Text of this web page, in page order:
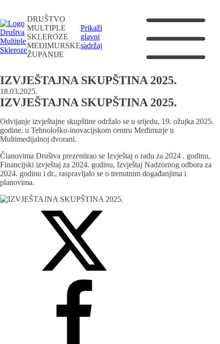
DRUŠTVO
MULTIPLE
SKLEROZE
MEĐIMURSKE
ŽUPANIJE
Prikaži
glavni
sadržaj
IZVJEŠTAJNA SKUPŠTINA 2025.
18.03.2025.
IZVJEŠTAJNA SKUPŠTINA 2025.
Odvijanje izvještajne skupštine održalo se u srijedu, 19. ožujka 2025.
godine. u Tehnološko-inovacijskom centru Međimurje u
Multimedijalnoj dvorani.
Članovima Društva prezentirao se Izvještaj o radu za 2024 . godinu,
Financijski izvještaj za 2024. godinu, Izvještaj Nadzornog odbora za
2024. godinu i dr., raspravljalo se o trenutnim događanjima i
planovima.